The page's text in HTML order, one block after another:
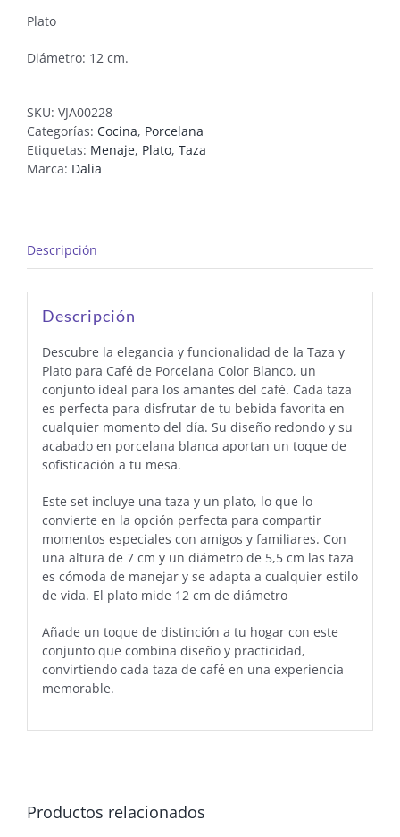
Plato
Diámetro: 12 cm.
SKU: VJA00228
Categorías: Cocina, Porcelana
Etiquetas: Menaje, Plato, Taza
Marca: Dalia
Descripción
Descripción
Descubre la elegancia y funcionalidad de la Taza y
Plato para Café de Porcelana Color Blanco, un
conjunto ideal para los amantes del café. Cada taza
es perfecta para disfrutar de tu bebida favorita en
cualquier momento del día. Su diseño redondo y su
acabado en porcelana blanca aportan un toque de
sofisticación a tu mesa.
Este set incluye una taza y un plato, lo que lo
convierte en la opción perfecta para compartir
momentos especiales con amigos y familiares. Con
una altura de 7 cm y un diámetro de 5,5 cm las taza
es cómoda de manejar y se adapta a cualquier estilo
de vida. El plato mide 12 cm de diámetro
Añade un toque de distinción a tu hogar con este
conjunto que combina diseño y practicidad,
convirtiendo cada taza de café en una experiencia
memorable.
Productos relacionados